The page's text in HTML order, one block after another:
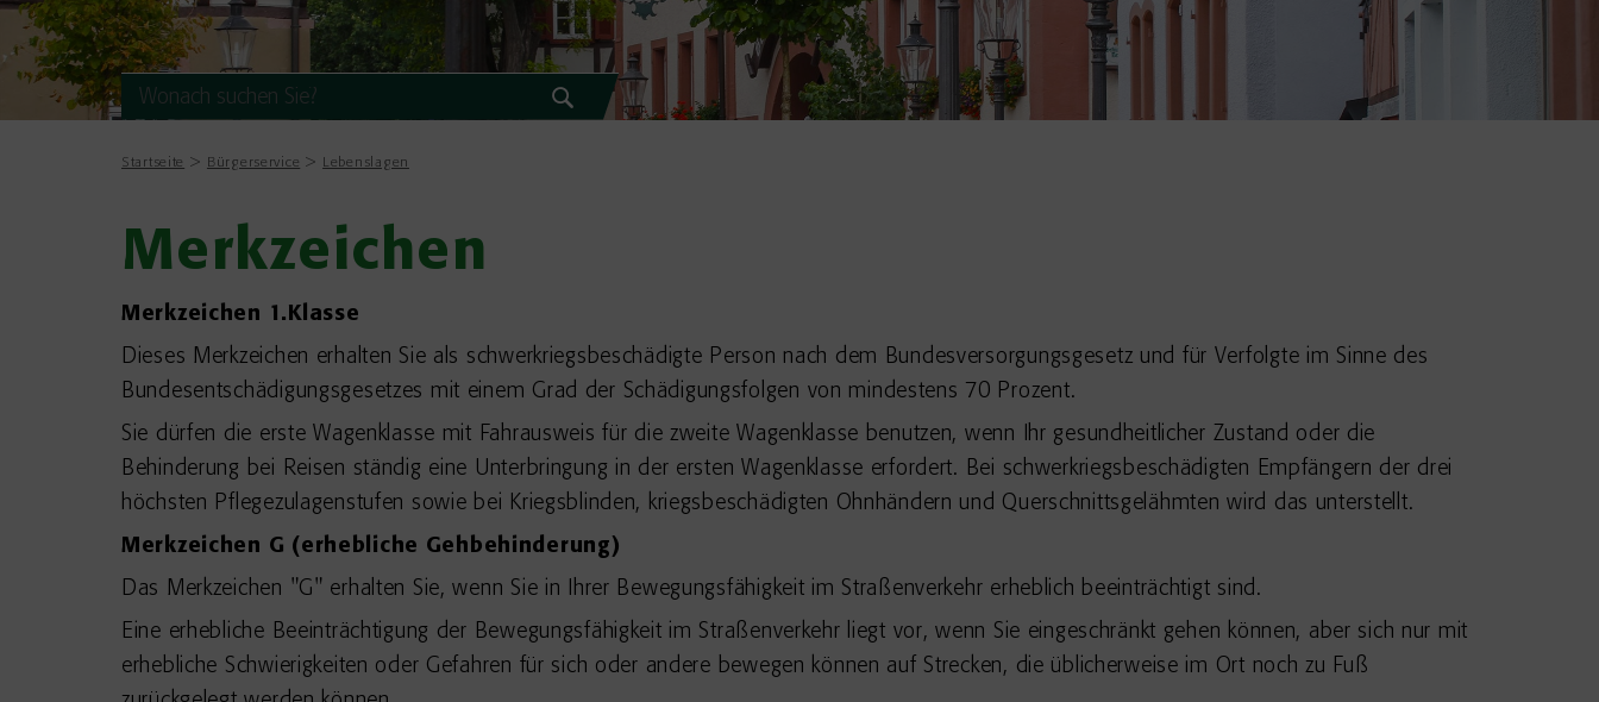
Startseite Bürgerservice Lebenslagen
Merkzeichen
Merkzeichen 1.Klasse
Dieses Merkzeichen erhalten Sie als schwerkriegsbeschädigte Person nach dem Bundesversorgungsgesetz und für Verfolgte im Sinne des
Bundesentschädigungsgesetzes mit einem Grad der Schädigungsfolgen von mindestens 70 Prozent.
Sie dürfen die erste Wagenklasse mit Fahrausweis für die zweite Wagenklasse benutzen, wenn Ihr gesundheitlicher Zustand oder die
Behinderung bei Reisen ständig eine Unterbringung in der ersten Wagenklasse erfordert. Bei schwerkriegsbeschädigten Empfängern der drei
höchsten Pflegezulagenstufen sowie bei Kriegsblinden, kriegsbeschädigten Ohnhändern und Querschnittsgelähmten wird das unterstellt.
Merkzeichen G (erhebliche Gehbehinderung)
Das Merkzeichen "G" erhalten Sie, wenn Sie in Ihrer Bewegungsfähigkeit im Straßenverkehr erheblich beeinträchtigt sind.
Eine erhebliche Beeinträchtigung der Bewegungsfähigkeit im Straßenverkehr liegt vor, wenn Sie eingeschränkt gehen können, aber sich nur mit
erhebliche Schwierigkeiten oder Gefahren für sich oder andere bewegen können auf Strecken, die üblicherweise im Ort noch zu Fuß